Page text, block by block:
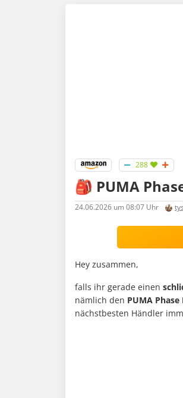
288
🎒 PUMA
24.06.2026 um 08:07 Uhr
Hey zusammen,
falls ihr gerade einen
nämlich den PUMA
nächstbesten Händler